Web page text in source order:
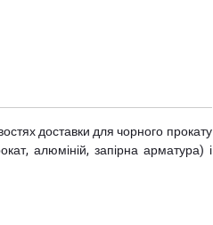
доставки для чорного прокату
алюміній, запірна арматура) і